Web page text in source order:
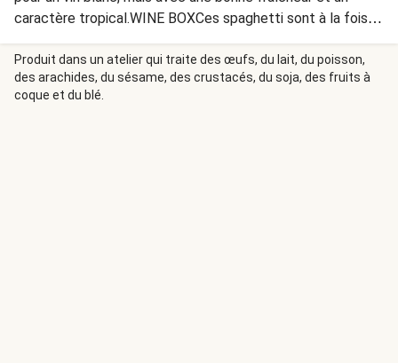
caractère tropical.WINE BOXCes spaghetti sont à la fois
frais, épicés et piquants. Et la préparation des pâtes est
facile ! Très fraîche, la salade de tomates gagne en
piquant grâce au piment rouge et se marie parfaitement
avec les spaghetti !
Produit dans un atelier qui traite des œufs, du lait, du poisson,
des arachides, du sésame, des crustacés, du soja, des fruits à
coque et du blé.